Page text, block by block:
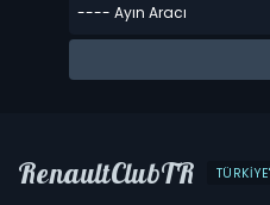
RenaultClubTR